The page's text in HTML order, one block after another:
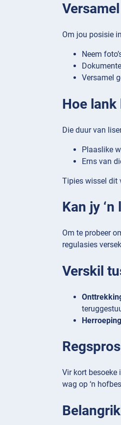
Om jou posisie
Neem
Versamel
Hoe lank
Die duur van
Plaaslike
Erns van
Tipies wissel dit
Kan jy
Om te probeer
regulasies
Verskil
Herroeping
Vir kort besoeke
wag op ‘n